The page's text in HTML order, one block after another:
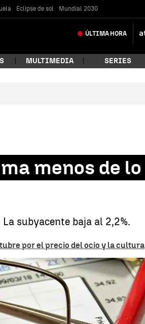
Eclipse de sol Mundial 2030
ÚLTIMA HORA
MULTIMEDIA SERIES
menos de lo
subyacente baja al 2,2%.
por el precio del ocio y la cultura